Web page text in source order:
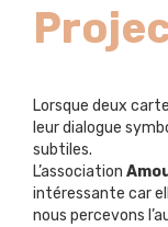
Lorsque deux
leur dialogue
subtiles.
L’association
intéressante car
nous percevons